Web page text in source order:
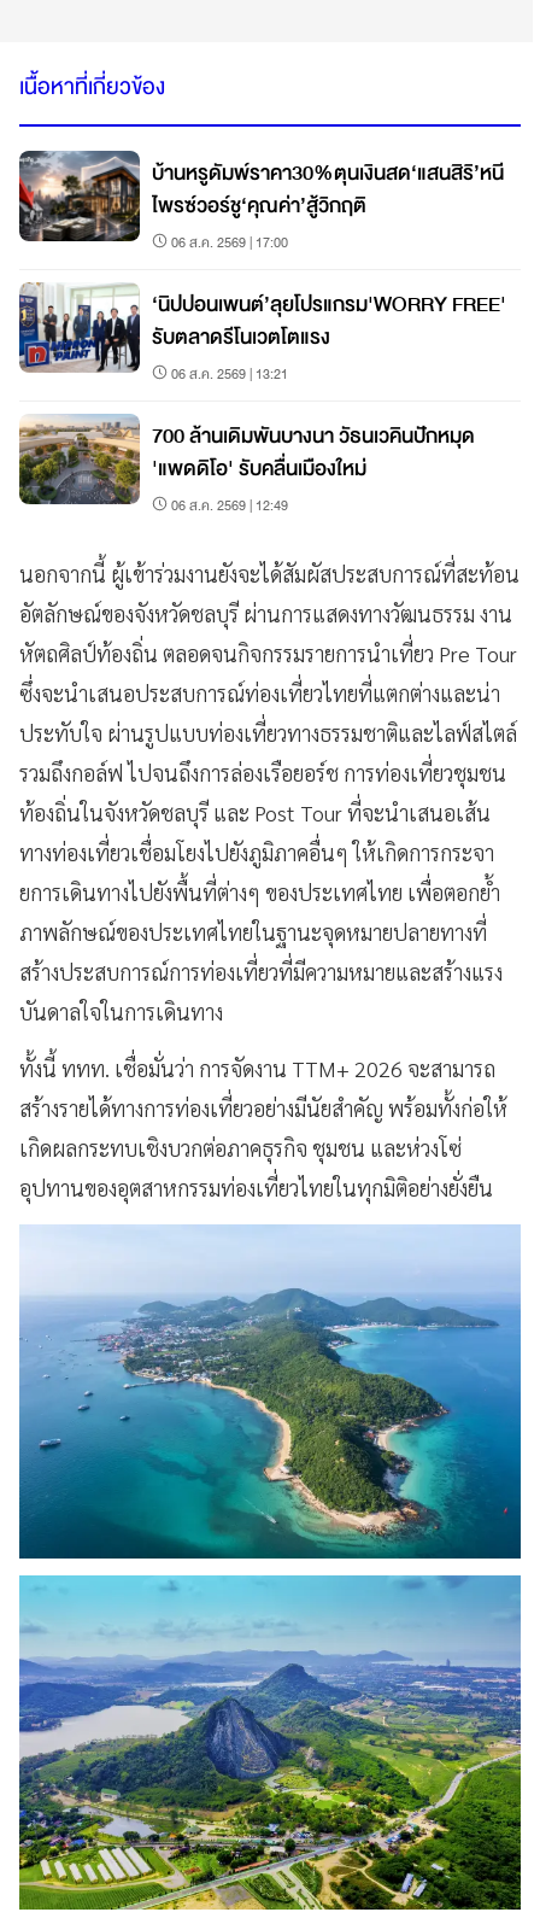
เนื้อหาที่เกี่ยวข้อง
บ้านหรูดัมพ์ราคา30%ตุนเงินสด‘แสนสิริ’หนี
ไพรซ์วอร์ชู‘คุณค่า’สู้วิกฤติ
06 ส.ค. 2569 | 17:00
‘นิปปอนเพนต์’ลุยโปรแกรม'WORRY FREE'
รับตลาดรีโนเวตโตแรง
06 ส.ค. 2569 | 13:21
700 ล้านเดิมพันบางนา วัธนเวคินปักหมุด
'แพดดิโอ' รับคลื่นเมืองใหม่
06 ส.ค. 2569 | 12:49
นอกจากนี้ ผู้เข้าร่วมงานยังจะได้สัมผัสประสบการณ์ที่สะท้อน
อัตลักษณ์ของจังหวัดชลบุรี ผ่านการแสดงทางวัฒนธรรม งาน
หัตถศิลป์ท้องถิ่น ตลอดจนกิจกรรมรายการนำเที่ยว Pre Tour
ซึ่งจะนำเสนอประสบการณ์ท่องเที่ยวไทยที่แตกต่างและน่า
ประทับใจ ผ่านรูปแบบท่องเที่ยวทางธรรมชาติและไลฟ์สไตล์
รวมถึงกอล์ฟ ไปจนถึงการล่องเรือยอร์ช การท่องเที่ยวชุมชน
ท้องถิ่นในจังหวัดชลบุรี และ Post Tour ที่จะนำเสนอเส้น
ทางท่องเที่ยวเชื่อมโยงไปยังภูมิภาคอื่นๆ ให้เกิดการกระจา
ยการเดินทางไปยังพื้นที่ต่างๆ ของประเทศไทย เพื่อตอกย้ำ
ภาพลักษณ์ของประเทศไทยในฐานะจุดหมายปลายทางที่
สร้างประสบการณ์การท่องเที่ยวที่มีความหมายและสร้างแรง
บันดาลใจในการเดินทาง
ทั้งนี้ ททท. เชื่อมั่นว่า การจัดงาน TTM+ 2026 จะสามารถ
สร้างรายได้ทางการท่องเที่ยวอย่างมีนัยสำคัญ พร้อมทั้งก่อให้
เกิดผลกระทบเชิงบวกต่อภาคธุรกิจ ชุมชน และห่วงโซ่
อุปทานของอุตสาหกรรมท่องเที่ยวไทยในทุกมิติอย่างยั่งยืน